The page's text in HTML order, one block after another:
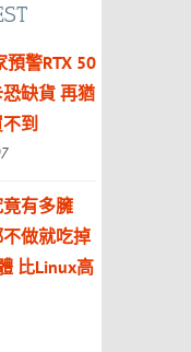
警RTX 50
缺貨 再猶
到
有多臃
做就吃掉
比Linux高